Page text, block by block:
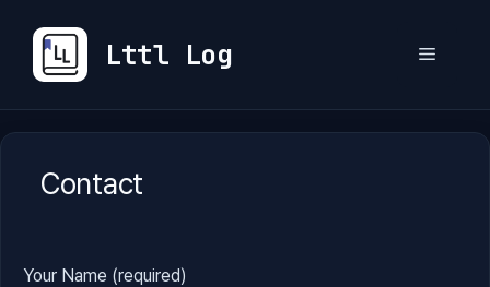
로
건
Lttl Log 메
Contact
Your Name (required)